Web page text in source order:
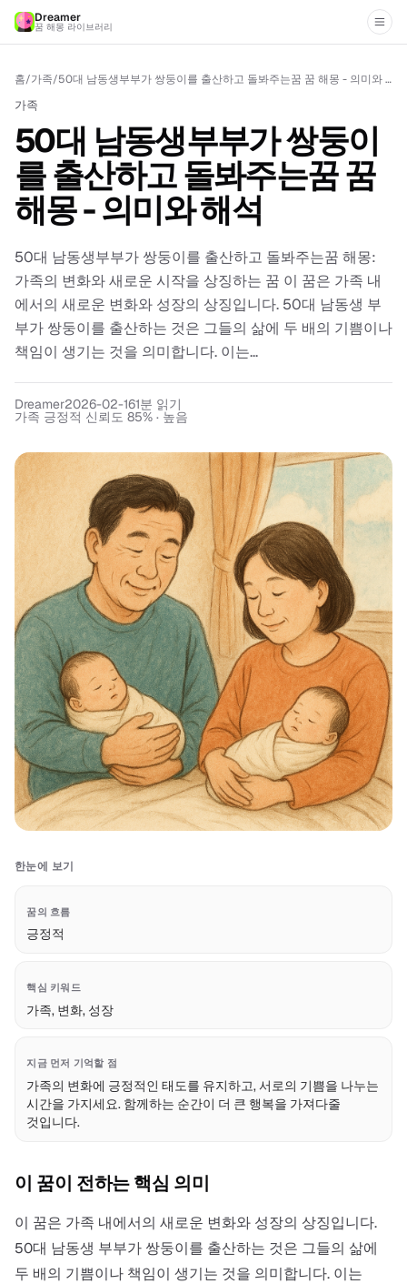
Dreamer
꿈 해몽 라이브러리
홈/가족/ 50대 남동생부부가 쌍둥이를 출산하고 돌봐주는꿈 꿈 해몽 - 의미와 해석
가족
50대 남동생부부가 쌍둥이
를 출산하고 돌봐주는꿈 꿈
해몽 - 의미와 해석
50대 남동생부부가 쌍둥이를 출산하고 돌봐주는꿈 해몽:
가족의 변화와 새로운 시작을 상징하는 꿈 이 꿈은 가족 내
에서의 새로운 변화와 성장의 상징입니다. 50대 남동생 부
부가 쌍둥이를 출산하는 것은 그들의 삶에 두 배의 기쁨이나
책임이 생기는 것을 의미합니다. 이는...
Dreamer2026-02-161분 읽기
가족 긍정적 신뢰도 85% · 높음
한눈에 보기
꿈의 흐름
긍정적
핵심 키워드
가족, 변화, 성장
지금 먼저 기억할 점
가족의 변화에 긍정적인 태도를 유지하고, 서로의 기쁨을 나누는
시간을 가지세요. 함께하는 순간이 더 큰 행복을 가져다줄
것입니다.
이 꿈이 전하는 핵심 의미
이 꿈은 가족 내에서의 새로운 변화와 성장의 상징입니다.
50대 남동생 부부가 쌍둥이를 출산하는 것은 그들의 삶에
두 배의 기쁨이나 책임이 생기는 것을 의미합니다. 이는